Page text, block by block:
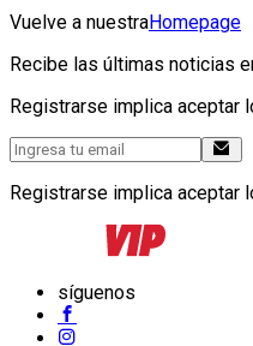
Vuelve a nuestraHomepage
Recibe las últimas noticias
Registrarse implica aceptar
Registrarse implica aceptar
síguenos